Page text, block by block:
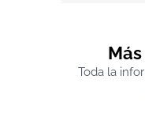
Toda la